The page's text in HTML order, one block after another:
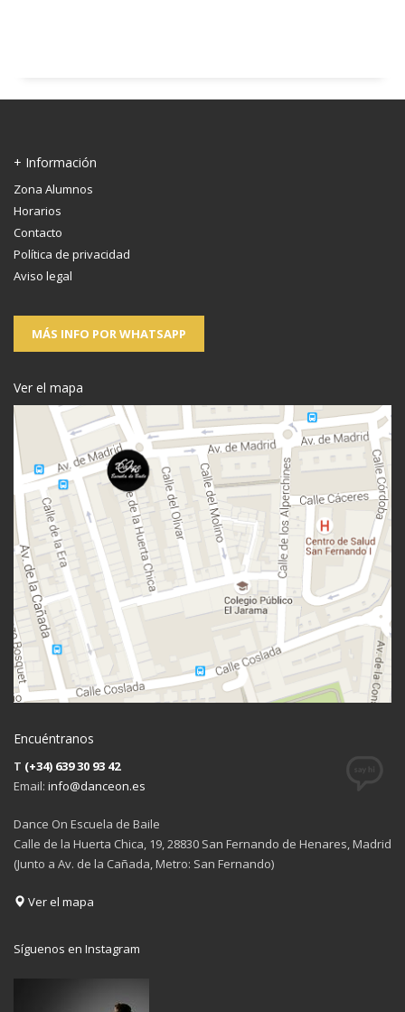
+ Información
Zona Alumnos
Horarios
Contacto
Política de privacidad
Aviso legal
MÁS INFO POR WHATSAPP
Ver el mapa
Encuéntranos
T (+34) 639 30 93 42
Email: info@danceon.es
Dance On Escuela de Baile
Calle de la Huerta Chica, 19, 28830 San Fernando de Henares, Madrid
(Junto a Av. de la Cañada, Metro: San Fernando)
Ver el mapa
Síguenos en Instagram